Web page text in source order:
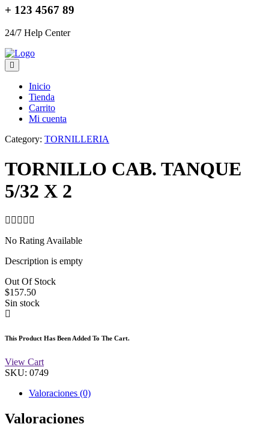
+ 123 4567 89
24/7 Help Center
Inicio
Tienda
Carrito
Mi cuenta
Category: TORNILLERIA
TORNILLO CAB. TANQUE
5/32 X 2
No Rating Available
Description is empty
Out Of Stock
$157.50
Sin stock
This Product Has Been Added To The Cart.
View Cart
SKU: 0749
Valoraciones (0)
Valoraciones